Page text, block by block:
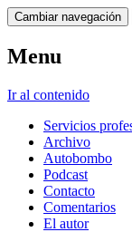
Cambiar navegación
Menu
Ir al contenido
Servicios
Archivo
Autobombo
Podcast
Contacto
Comentarios
El autor